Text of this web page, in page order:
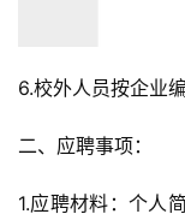
6.校外人员按企业
二、应聘事项：
1.应聘材料：个人